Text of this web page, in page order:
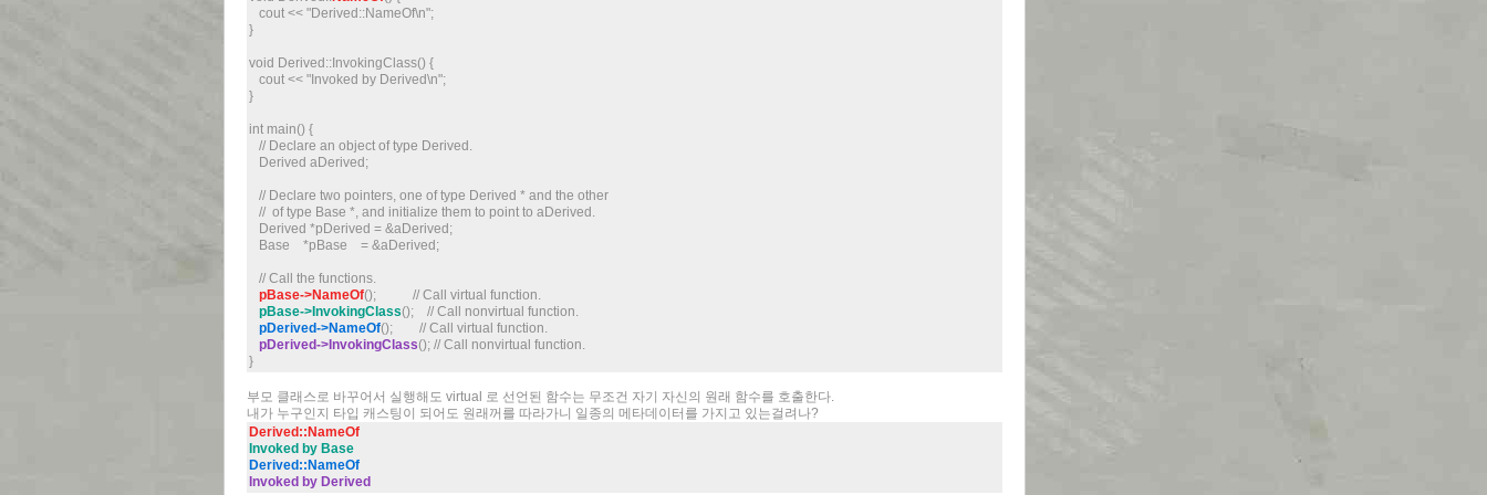
cout << "Derived::NameOf\n";
}
void Derived::InvokingClass() {
cout << "Invoked by Derived\n";
}
int main() {
// Declare an object of type Derived.
Derived aDerived;
// Declare two pointers, one of type Derived * and the other
// of type Base *, and initialize them to point to aDerived.
Derived *pDerived = &aDerived;
Base *pBase = &aDerived;
// Call the functions.
pBase->NameOf(); // Call virtual function.
pBase->InvokingClass(); // Call nonvirtual function.
pDerived->NameOf(); // Call virtual function.
pDerived->InvokingClass(); // Call nonvirtual function.
}
부모 클래스로 바꾸어서 실행해도 virtual 로 선언된 함수는 무조건 자기 자신의 원래 함수를 호출한다.
내가 누구인지 타입 캐스팅이 되어도 원래꺼를 따라가니 일종의 메타데이터를 가지고 있는걸려나?
Derived::NameOf
Invoked by Base
Derived::NameOf
Invoked by Derived